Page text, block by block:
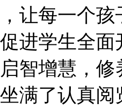
，让每
促进学生全面
启智增慧，
坐满了认真